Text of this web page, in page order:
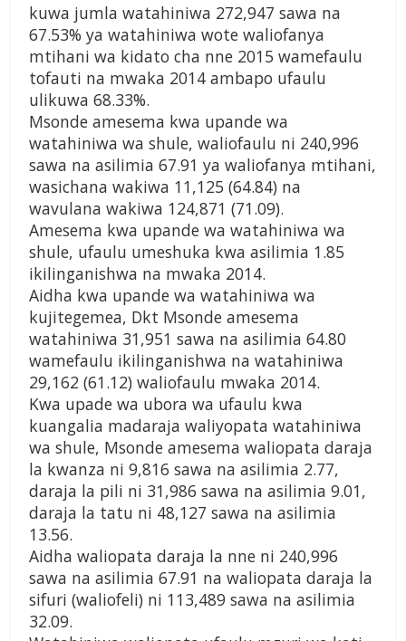
kuwa jumla watahiniwa 272,947 sawa na
67.53% ya watahiniwa wote waliofanya
mtihani wa kidato cha nne 2015 wamefaulu
tofauti na mwaka 2014 ambapo ufaulu
ulikuwa 68.33%.
Msonde amesema kwa upande wa
watahiniwa wa shule, waliofaulu ni 240,996
sawa na asilimia 67.91 ya waliofanya mtihani,
wasichana wakiwa 11,125 (64.84) na
wavulana wakiwa 124,871 (71.09).
Amesema kwa upande wa watahiniwa wa
shule, ufaulu umeshuka kwa asilimia 1.85
ikilinganishwa na mwaka 2014.
Aidha kwa upande wa watahiniwa wa
kujitegemea, Dkt Msonde amesema
watahiniwa 31,951 sawa na asilimia 64.80
wamefaulu ikilinganishwa na watahiniwa
29,162 (61.12) waliofaulu mwaka 2014.
Kwa upade wa ubora wa ufaulu kwa
kuangalia madaraja waliyopata watahiniwa
wa shule, Msonde amesema waliopata daraja
la kwanza ni 9,816 sawa na asilimia 2.77,
daraja la pili ni 31,986 sawa na asilimia 9.01,
daraja la tatu ni 48,127 sawa na asilimia
13.56.
Aidha waliopata daraja la nne ni 240,996
sawa na asilimia 67.91 na waliopata daraja la
sifuri (waliofeli) ni 113,489 sawa na asilimia
32.09.